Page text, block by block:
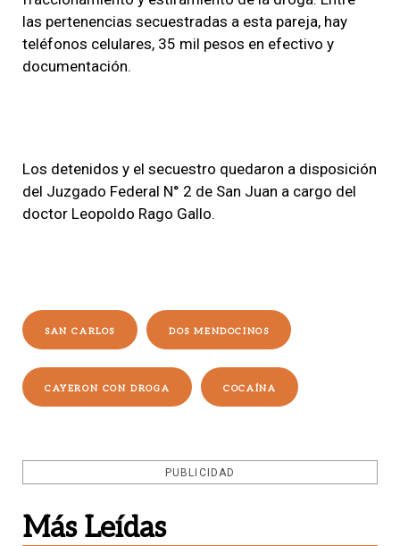
las pertenencias secuestradas a esta pareja, hay
teléfonos celulares, 35 mil pesos en efectivo y
documentación.
Los detenidos y el secuestro quedaron a disposición
del Juzgado Federal N° 2 de San Juan a cargo del
doctor Leopoldo Rago Gallo.
SAN CARLOS DOS MENDOCINOS
CAYERON CON DROGA COCAÍNA
PUBLICIDAD
Más Leídas